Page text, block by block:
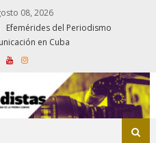
08, 2026
Efemérides del Periodismo
en Cuba